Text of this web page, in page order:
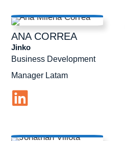
ANACORREA
Business Development
Manager Latam
Jinko